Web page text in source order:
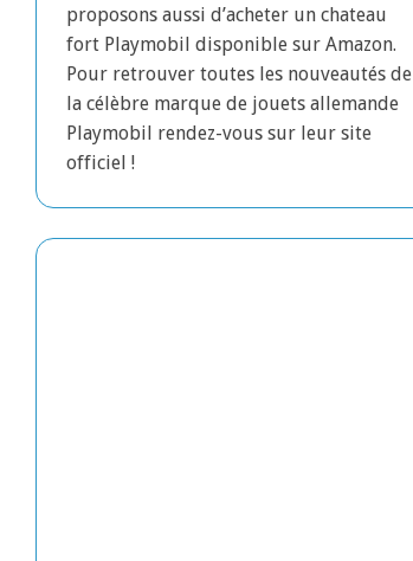
proposons aussi d’acheter un chateau
fort Playmobil disponible sur Amazon.
Pour retrouver toutes les nouveautés de
la célèbre marque de jouets allemande
Playmobil rendez-vous sur leur site
officiel !